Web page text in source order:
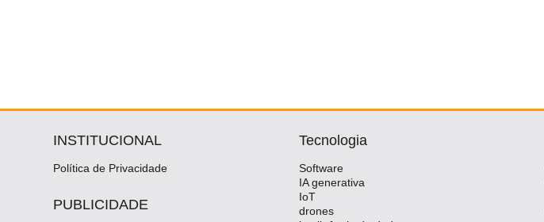
INSTITUCIONAL
Política de Privacidade
PUBLICIDADE
Tecnologia
Software
IA generativa
IoT
drones